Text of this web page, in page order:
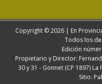
Copyright © 2026 | En
Todos los
Edición
Propietario y Director:
30 y 31 - Gonnet (CP 1897)
Sitio: